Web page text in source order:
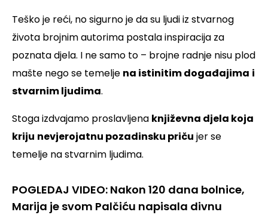
Teško je reći, no sigurno je da su ljudi iz stvarnog
života brojnim autorima postala inspiracija za
poznata djela. I ne samo to – brojne radnje nisu plod
mašte nego se temelje na istinitim događajima i
stvarnim ljudima.
Stoga izdvajamo proslavljena književna djela koja
kriju nevjerojatnu pozadinsku priču jer se
temelje na stvarnim ljudima.
POGLEDAJ VIDEO: Nakon 120 dana bolnice,
Marija je svom Palčiću napisala divnu